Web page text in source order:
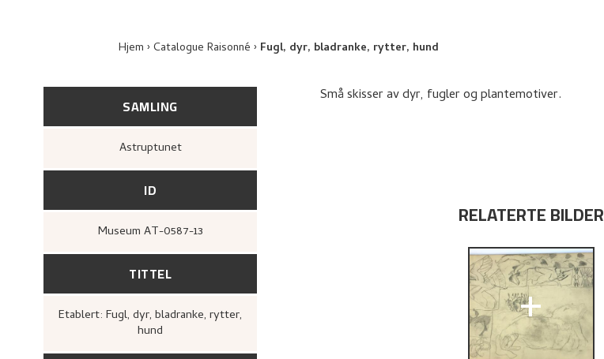
Hjem Catalogue Raisonné Fugl, dyr, bladranke, rytter, hund
SAMLING
Astruptunet
ID
Museum AT-0587-13
TITTEL
Etablert: Fugl, dyr, bladranke, rytter,
hund
Små skisser av dyr, fugler og plantemotiver.
RELATERTE BILDER
+